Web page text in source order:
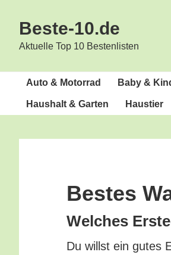
Hauptnavigation
springen
Inhalt
springen
Beste-10.de
Aktuelle Top 10 Bestenlisten
Auto & Motorrad Baby &
Haus­halt & Garten Haus­tier
Bes­tes
Wel­ches
Du willst ein gutes